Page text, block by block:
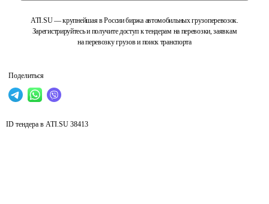
ATI.SU — крупнейшая в России биржа автомобильных грузоперевозок.
Зарегистрируйтесь и получите доступ к тендерам на перевозки, заявкам
на перевозку грузов и поиск транспорта
Поделиться
ID тендера в ATI.SU 38413